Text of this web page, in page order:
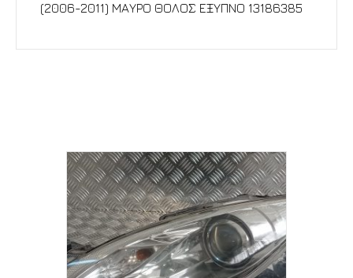
(2006-2011) ΜΑΥΡΟ ΘΟΛΟΣ ΕΞΥΠΝΟ 13186385